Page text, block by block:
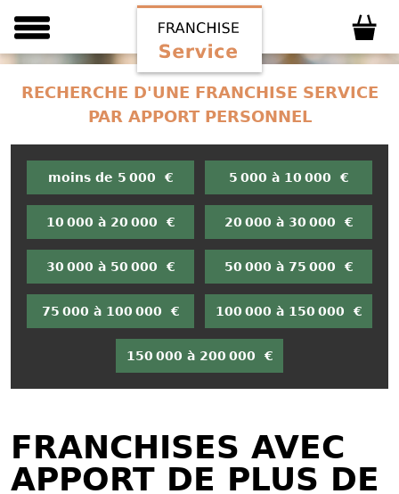
RECHERCHE D'UNE FRANCHISE SERVICE
PAR APPORT PERSONNEL
moins de 5 000 € 5 000 à 10 000 €
10 000 à 20 000 € 20 000 à 30 000 €
30 000 à 50 000 € 50 000 à 75 000 €
75 000 à 100 000 € 100 000 à 150 000 €
150 000 à 200 000 €
FRANCHISES AVEC
APPORT DE PLUS DE